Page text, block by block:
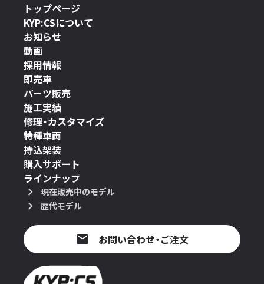
トップページ
KYP:CSについて
お知らせ
動画
採用情報
即売車
パーツ販売
施工実績
修理・カスタマイズ
特種車両
持込架装
購入サポート
ラインナップ
現在販売中のモデル
歴代モデル
お問い合わせ・ご注文